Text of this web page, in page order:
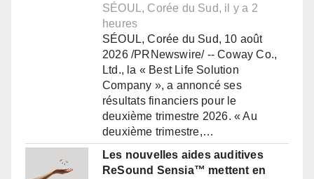
SÉOUL, Corée du Sud, il y a 2
heures
SÉOUL, Corée du Sud, 10 août
2026 /PRNewswire/ -- Coway Co.,
Ltd., la « Best Life Solution
Company », a annoncé ses
résultats financiers pour le
deuxième trimestre 2026. « Au
deuxième trimestre,…
Les nouvelles aides auditives
ReSound Sensia™ mettent en